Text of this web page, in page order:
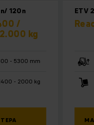
120n
/
kg
- 5300 mm
- 2000 kg
ETV